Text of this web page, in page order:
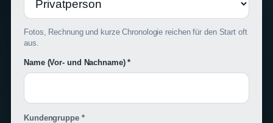
Fotos, Rechnung und kurze Chronologie reichen für den Start oft
aus.
Name (Vor- und Nachname) *
Kundengruppe *